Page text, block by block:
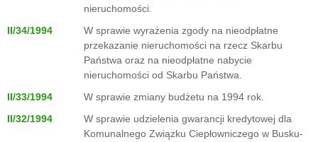
nieruchomości.
II/34/1994
W sprawie wyrażenia zgody na nieodpłatne
przekazanie nieruchomości na rzecz Skarbu
Państwa oraz na nieodpłatne nabycie
nieruchomości od Skarbu Państwa.
II/33/1994
W sprawie zmiany budżetu na 1994 rok.
II/32/1994
W sprawie udzielenia gwarancji kredytowej dla
Komunalnego Związku Ciepłowniczego w Busku-